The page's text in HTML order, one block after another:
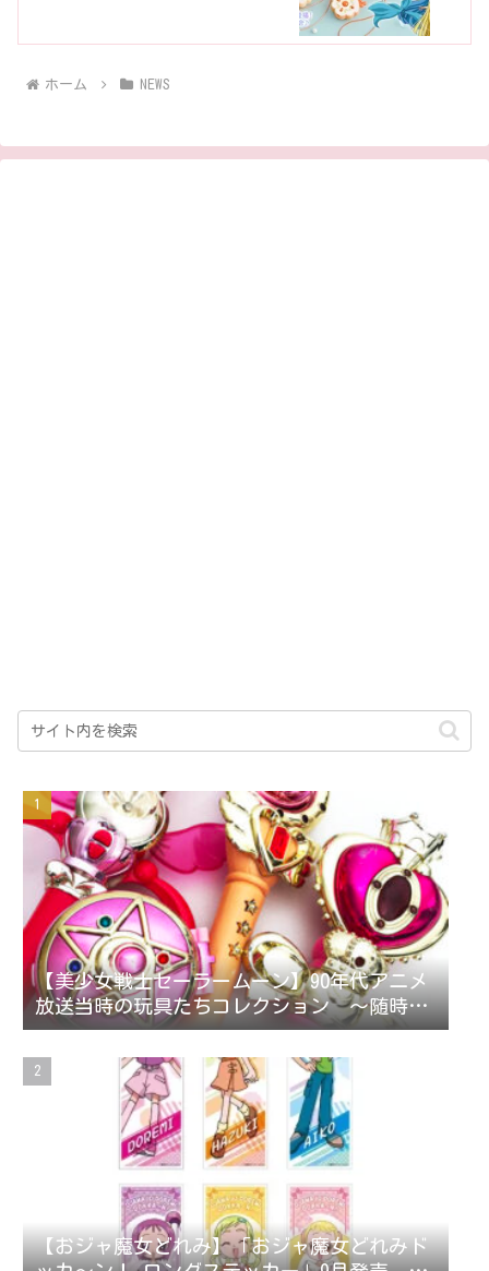
ホーム NEWS
【美少女戦士セーラームーン】90年代アニメ
放送当時の玩具たちコレクション ～随時更
新～
【おジャ魔女どれみ】「おジャ魔女どれみド